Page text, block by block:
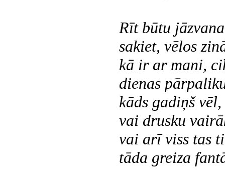
Rītbūtu
sakiet, vēlos
kā ir ar mani,
dienas
kāds gadiņš vēl,
vai drusku
vai arī viss tas
tāda greiza